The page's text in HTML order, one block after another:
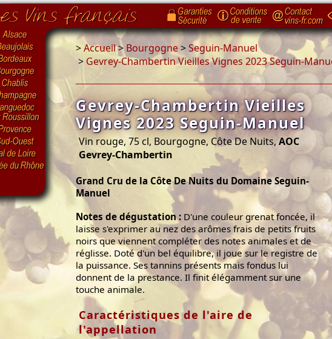
>Accueil>Bourgogne>Seguin-Manuel
> Gevrey-Chambertin Vieilles Vignes 2023 Seguin-
Gevrey-Chambertin Vieilles
Vignes 2023 Seguin-Manuel
Vin rouge, 75 cl, Bourgogne, Côte De Nuits,AOC
Gevrey-Chambertin
Grand Cru de la Côte De Nuits du Domaine Seguin-
Manuel
Notes de dégustation : D'une couleur grenat foncée, il
laisse s'exprimer au nez des arômes frais de petits fruits
noirs que viennent compléter des notes animales et de
réglisse. Doté d'un bel équilibre, il joue sur le registre de
la puissance. Ses tannins présents mais fondus lui
donnent de la prestance. Il finit élégamment sur une
touche animale.
Caractéristiques de l'aire de
l'appellation